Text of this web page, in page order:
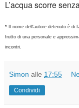
L’acqua scorre
* Il nome dell'autore detenuto è di
frutto di una personale e
incontri.
Simon alle 17:55
Condividi